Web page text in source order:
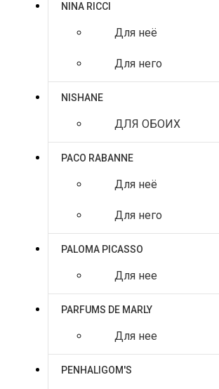
NINA RICCI
Для неё
Для него
NISHANE
ДЛЯ ОБОИХ
PACO RABANNE
Для неё
Для него
PALOMA PICASSO
Для нее
PARFUMS DE MARLY
Для нее
PENHALIGOM'S